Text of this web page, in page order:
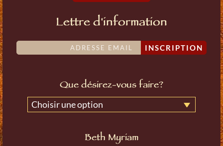
Lettre d'information
INSCRIPTION
Que désirez-vous faire?
Choisir une option
Beth Myriam